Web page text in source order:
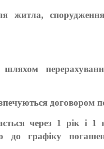
житла,
договором
через 1 рік і
до графіку